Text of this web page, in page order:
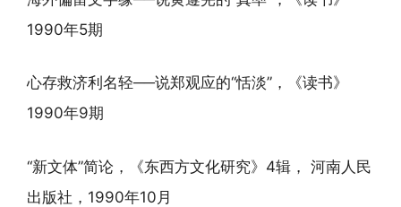
1990年5期
心存救济利名轻──说郑观应的“恬淡”，《读书》
1990年9期
“新文体”简论，《东西方文化研究》4辑， 河南人民
出版社，1990年10月